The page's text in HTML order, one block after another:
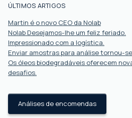
ÚLTIMOS ARTIGOS
Martin é o novo CEO da Nolab
Nolab Desejamos-lhe um feliz feriado.
Impressionado com a logística.
Enviar amostras para análise tornou-
Os óleos biodegradáveis ​​oferecem
desafios.
Análises de encomendas